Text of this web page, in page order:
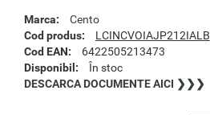
Marca:
Cento
Cod produs:
LCINCVOIAJP212IALB
Cod EAN:
6422505213473
Disponibil:
În stoc
DESCARCA DOCUMENTE AICI ❯❯❯